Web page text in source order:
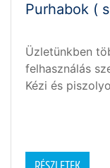
Purhabok (
Üzletünkben
felhasználás
Kézi és